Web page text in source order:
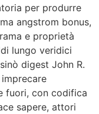
per produrre
angstrom bonus,
e proprietà
lungo veridici
digest John R.
fuori, con codifica
sapere, attori